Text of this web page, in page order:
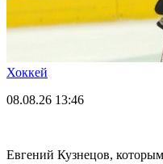
Хоккей
08.08.26 13:46
Евгений Кузнецов,